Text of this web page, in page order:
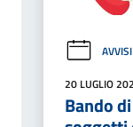
AVVISI
20 LUGLIO
Bando